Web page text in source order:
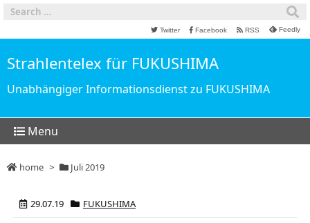
Strahlentelex für FUKUSHIMA
Unabhängiger Informationsdienst zu FUKUSHIMA
Menu
Twitter Facebook RSS Feedly
home > Juli 2019
29.07.19 FUKUSHIMA